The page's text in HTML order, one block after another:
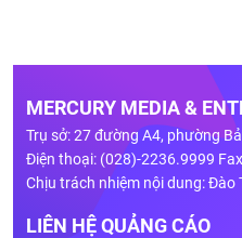
MERCURY MEDIA &
Trụ sở: 27 đường A4, phường
Điện thoại: (028)-2236.9999
Chịu trách nhiệm nội dung: Đào
LIÊN HỆ QUẢNG CÁO